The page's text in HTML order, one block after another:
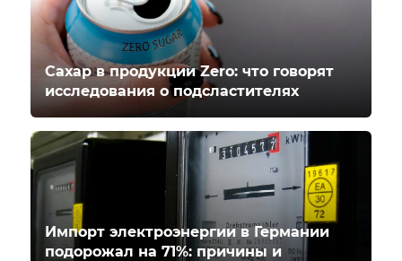
Сахар в продукции Zero: что говорят
исследования о подсластителях
Импорт электроэнергии в Германии
подорожал на 71%: причины и